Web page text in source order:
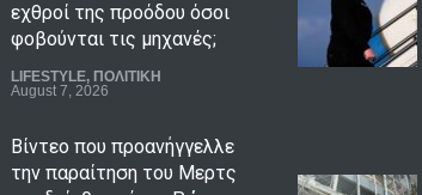
εχθροί της προόδου όσοι
φοβούνται τις μηχανές;
LIFESTYLE, ΠΟΛΙΤΙΚΗ
August 7, 2026
Βίντεο που προανήγγελλε
την παραίτηση του Μερτς